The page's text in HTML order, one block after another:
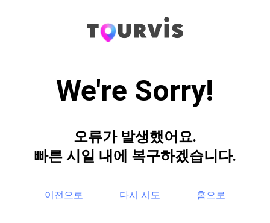
We're Sorry!
오류가 발생했어요.
빠른 시일 내에 복구하겠습니다.
이전으로 다시 시도 홈으로